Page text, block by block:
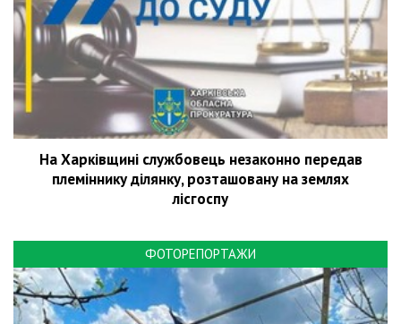
На Харківщині службовець незаконно передав
племіннику ділянку, розташовану на землях
лісгоспу
ФОТОРЕПОРТАЖИ